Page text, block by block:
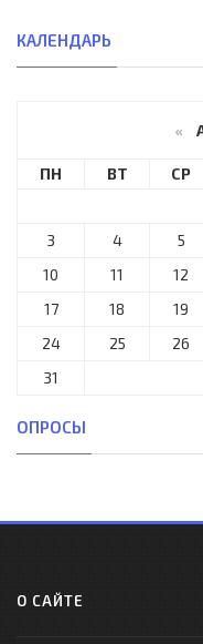
КАЛЕНДАРЬ
«
ПН ВТ СР
3
4 5
10
11 12
17
18 19
24
25 26
31
ОПРОСЫ
О САЙТЕ